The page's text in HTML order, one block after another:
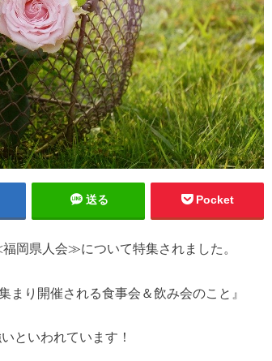
送る Pocket
岡県人会≫について特集されました。
まり開催される食事会＆飲み会のこと』
といわれています！